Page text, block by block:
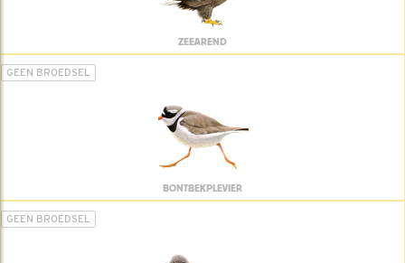
ZEEAREND
GEEN BROEDSEL
BONTBEKPLEVIER
GEEN BROEDSEL